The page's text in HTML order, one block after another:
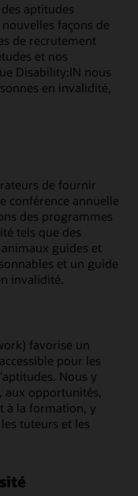
aptitudes
façons de
de recrutement
et nos
Disability:IN nous
en invalidité,
de fournir
conférence annuelle
des programmes
tels que des
guides et
et un guide
invalidité.
favorise un
pour les
Nous y
aux opportunités,
à la formation, y
tuteurs et les